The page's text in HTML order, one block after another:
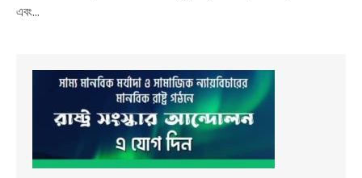
এবং...